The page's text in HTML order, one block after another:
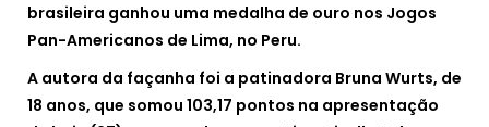
brasileira ganhou uma medalha de ouro nos Jogos
Pan-Americanos de Lima, no Peru.
A autora da façanha foi a patinadora Bruna Wurts, de
18 anos, que somou 103,17 pontos na apresentação